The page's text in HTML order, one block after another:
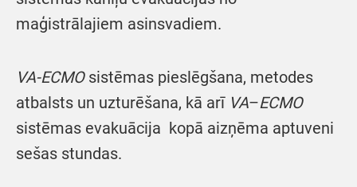
maģistrālajiem asinsvadiem.
VA-ECMOsistēmas pieslēgšana, metodes
atbalsts un uzturēšana, kā arī VA–ECMO
sistēmas evakuācija kopā aizņēma aptuveni
sešas stundas.